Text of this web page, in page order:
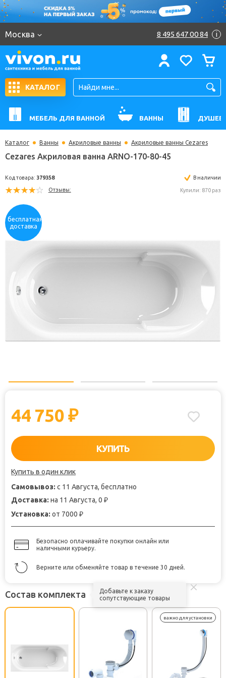
Москва 8 495 647 00 84 i
КАТАЛОГ
МЕБЕЛЬ ДЛЯ ВАННОЙ ВАННЫ
Каталог Ванны Акриловые ванны Акриловые ванны Cezares
бесплатная
доставка
44 750 ₽
КУПИТЬ
Купить в один клик
Самовывоз: с 11 Августа, бесплатно
Доставка: на 11 Августа, 0 ₽
Установка: от 7000 ₽
Безопасно оплачивайте покупки онлайн или
наличными курьеру.
Верните или обменяйте товар в течение 30 дней.
Cezares Акриловая ванна ARNO-170-80-45
Состав комплекта
Добавьте к заказу
сопутствующие товары